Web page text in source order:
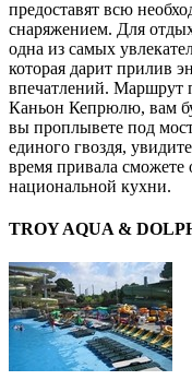
предоставят всю
снаряжением. Для
одна из самых
которая дарит прилив
впечатлений. Маршрут
Каньон Кепрюлю, вам
вы проплывете под
единого гвоздя,
время привала сможете
национальной кухни.
TROY AQUA &